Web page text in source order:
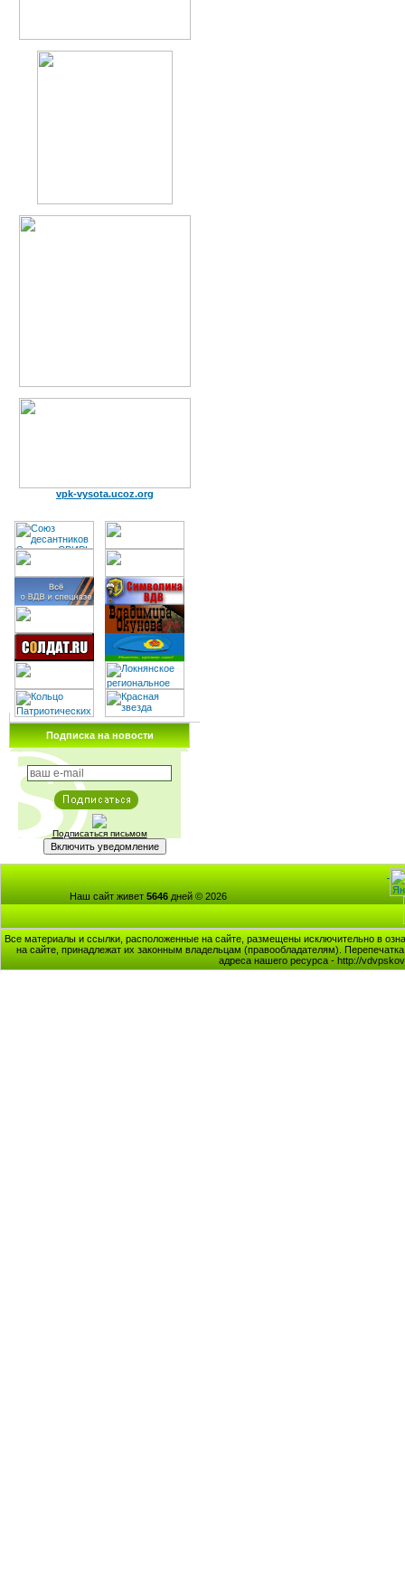
vpk-vysota.ucoz.org
Подписка на новости
Подписаться письмом
Наш сайт живет 5646 дней © 2026
Все материалы и ссылки, расположенные на сайте, размещены исключительно в
на сайте, принадлежат их законным владельцам (правообладателям).
адреса нашего ресурса - http://